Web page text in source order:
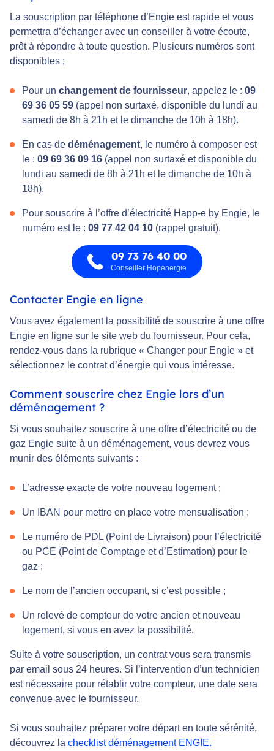
La souscription par téléphone d’Engie est rapide et vous
permettra d’échanger avec un conseiller à votre écoute,
prêt à répondre à toute question. Plusieurs numéros sont
disponibles ;
Pour un changement de fournisseur, appelez le : 09
69 36 05 59 (appel non surtaxé, disponible du lundi au
samedi de 8h à 21h et le dimanche de 10h à 18h).
En cas de déménagement, le numéro à composer est
le : 09 69 36 09 16 (appel non surtaxé et disponible du
lundi au samedi de 8h à 21h et le dimanche de 10h à
18h).
Pour souscrire à l’offre d’électricité Happ-e by Engie, le
numéro est le : 09 77 42 04 10 (rappel gratuit).
09 73 76 40 00
Conseiller Hopenergie
Contacter Engie en ligne
Vous avez également la possibilité de souscrire à une offre
Engie en ligne sur le site web du fournisseur. Pour cela,
rendez-vous dans la rubrique « Changer pour Engie » et
sélectionnez le contrat d’énergie qui vous intéresse.
Comment souscrire chez Engie lors d’un
déménagement ?
Si vous souhaitez souscrire à une offre d’électricité ou de
gaz Engie suite à un déménagement, vous devrez vous
munir des éléments suivants :
L’adresse exacte de votre nouveau logement ;
Un IBAN pour mettre en place votre mensualisation ;
Le numéro de PDL (Point de Livraison) pour l’électricité
ou PCE (Point de Comptage et d’Estimation) pour le
gaz ;
Le nom de l’ancien occupant, si c’est possible ;
Un relevé de compteur de votre ancien et nouveau
logement, si vous en avez la possibilité.
Suite à votre souscription, un contrat vous sera transmis
par email sous 24 heures. Si l’intervention d’un technicien
est nécessaire pour rétablir votre compteur, une date sera
convenue avec le fournisseur.
Si vous souhaitez préparer votre départ en toute sérénité,
découvrez la checklist déménagement ENGIE.